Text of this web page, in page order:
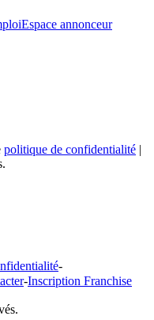
Espace annonceur
politique de confidentialité |
-
-Inscription Franchise